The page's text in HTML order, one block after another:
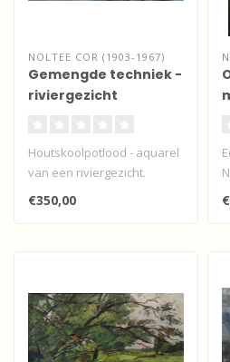
NOLTEE COR (1903-1967)
Gemengde techniek -
riviergezicht
Houtskoolpotlood - aquarel
van een riviergezicht.
€350,00